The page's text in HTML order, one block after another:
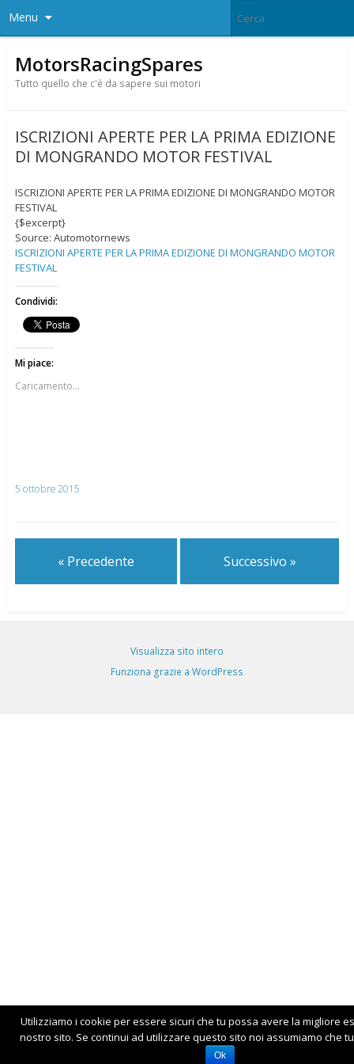
Menu
MotorsRacingSpares
Tutto quello che c'è da sapere sui motori
ISCRIZIONI APERTE PER LA PRIMA EDIZIONE
DI MONGRANDO MOTOR FESTIVAL
ISCRIZIONI APERTE PER LA PRIMA EDIZIONE DI MONGRANDO MOTOR
FESTIVAL
{$excerpt}
Source: Automotornews
ISCRIZIONI APERTE PER LA PRIMA EDIZIONE DI MONGRANDO MOTOR
FESTIVAL
Condividi:
Mi piace:
Caricamento...
5 ottobre 2015
« Precedente Successivo »
Visualizza sito intero
Funziona grazie a WordPress
Utilizziamo i cookie per essere sicuri che tu possa avere la migliore
nostro sito. Se continui ad utilizzare questo sito noi assumiamo che
Ok